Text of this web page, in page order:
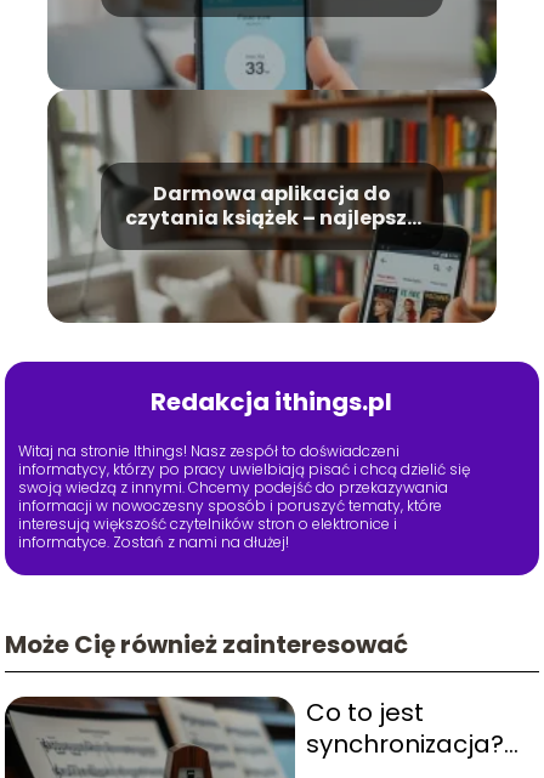
jak działa?
Darmowa aplikacja do
czytania książek – najlepsze
opcje na rynku
Redakcja ithings.pl
Witaj na stronie Ithings! Nasz zespół to doświadczeni
informatycy, którzy po pracy uwielbiają pisać i chcą dzielić się
swoją wiedzą z innymi. Chcemy podejść do przekazywania
informacji w nowoczesny sposób i poruszyć tematy, które
interesują większość czytelników stron o elektronice i
informatyce. Zostań z nami na dłużej!
Może Cię również zainteresować
Co to jest
synchronizacja?